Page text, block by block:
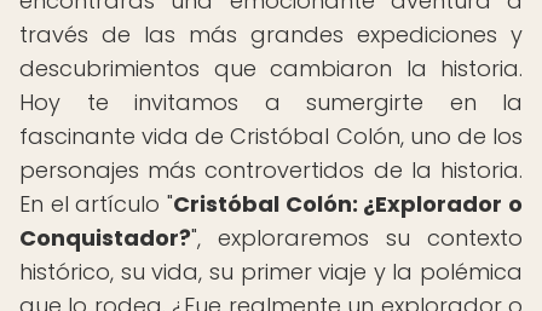
través de las más grandes expediciones y
descubrimientos que cambiaron la historia.
Hoy te invitamos a sumergirte en la
fascinante vida de Cristóbal Colón, uno de los
personajes más controvertidos de la historia.
En el artículo "Cristóbal Colón: ¿Explorador o
Conquistador?", exploraremos su contexto
histórico, su vida, su primer viaje y la polémica